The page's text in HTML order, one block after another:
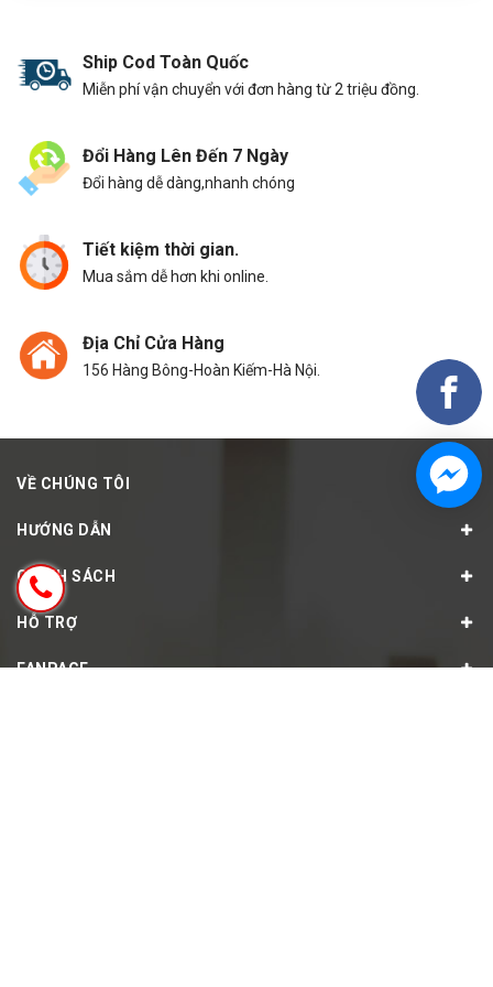
Ship Cod Toàn Quốc
Miễn phí vận chuyển với đơn hàng từ 2 triệu đồng.
Đổi Hàng Lên Đến 7 Ngày
Đổi hàng dễ dàng,nhanh chóng
Tiết kiệm thời gian.
Mua sắm dễ hơn khi online.
Địa Chỉ Cửa Hàng
156 Hàng Bông-Hoàn Kiếm-Hà Nội.
VỀ CHÚNG TÔI
HƯỚNG DẪN
CHÍNH SÁCH
HỖ TRỢ
FANPAGE